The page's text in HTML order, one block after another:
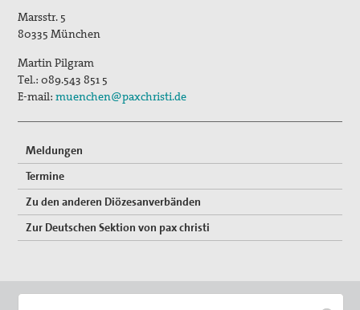
Marsstr. 5
80335 München
Martin Pilgram
Tel.:089.543 851 5
E-mail:muenchen@paxchristi.de
Meldungen
Termine
Zu den anderen Diözesanverbänden
Zur Deutschen Sektion von pax christi